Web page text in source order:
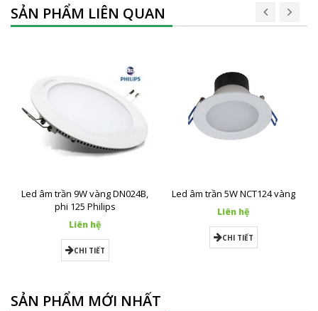
SẢN PHẨM LIÊN QUAN
Led âm trần 9W vàng DN024B,
phi 125 Philips
Liên hệ
CHI TIẾT
Led âm trần 5W NCT124 vàng
Liên hệ
CHI TIẾT
SẢN PHẨM MỚI NHẤT